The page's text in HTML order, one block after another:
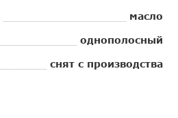
масло
однополосный
снят с производства